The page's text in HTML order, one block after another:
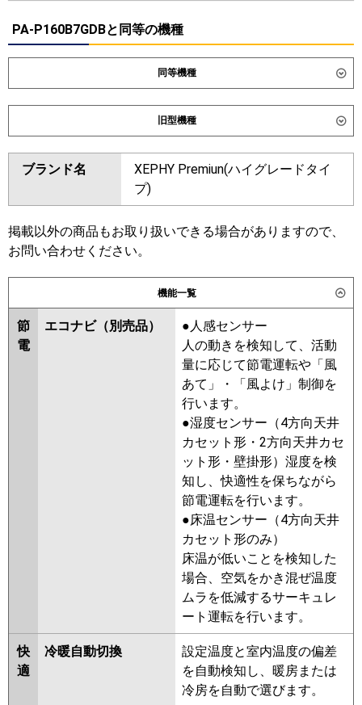
PA-P160B7GDBと同等の機種
同等機種
ダイキン SSRV160DD
東芝 GFXB16013BU
三菱電機 PSZX-ZRMP160K6
日立 RPV-GP160RGHP6
三菱重工 FDFZ1606HP5SB
旧型機種
ダイキン SSRV160CD SSRV160BYD
SSRV160BJD SSRV160BFD
SSRV160BCD
東芝 RFXB16033BU RFXB16033B
三菱電機 PSZX-ZRMP160K5
ZRMP160K4 PSZX-ZRMP160K3
PSZX-ZRMP160K2
ZRMP160KZ
PSZX-ZRMP160KV
ZRMP160KR
RPV-GP160RGHP5 RPV-
GP160RGHP4 RPV-GP160RGHP3
RPV-GP160RGHP2 RPV-
AP160GHP6-kobe RPV-
AP160GHP6 RPV-GP160RGHP1
FDFZ1605HP5SB
FDFZ1605HP5SA
FDFZ1605HP5S
PA-P160B7GDNB PA-P160B7GD
PA-P160B7GDN PA-P160B6GDB
PA-P160B6GDNB PA-P160B6GDA
PA-P160B6GDN1
ブランド名
XEPHY Premiun(ハイグレードタイ
プ)
掲載以外の商品もお取り扱いできる場合がありますので、
お問い合わせください。
機能一覧
節
電
エコナビ（別売品）
●人感センサー
人の動きを検知して、活動
量に応じて節電運転や「風
あて」・「風よけ」制御を
行います。
●湿度センサー（4方向天井
カセット形・2方向天井カセ
ット形・壁掛形）湿度を検
知し、快適性を保ちながら
節電運転を行います。
●床温センサー（4方向天井
カセット形のみ）
床温が低いことを検知した
場合、空気をかき混ぜ温度
ムラを低減するサーキュレ
ート運転を行います。
快
適
冷暖自動切換
設定温度と室内温度の偏差
を自動検知し、暖房または
冷房を自動で選びます。